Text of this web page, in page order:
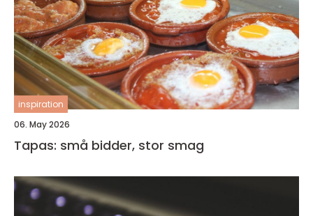
inspiration
06. May 2026
Tapas: små bidder, stor smag